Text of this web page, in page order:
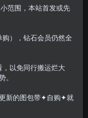
低分辨率预
放出时间更
范围，本站首发或先
），钻石会员仍然全
以免同行搬运烂大
。
新的图包带✦自购✦就